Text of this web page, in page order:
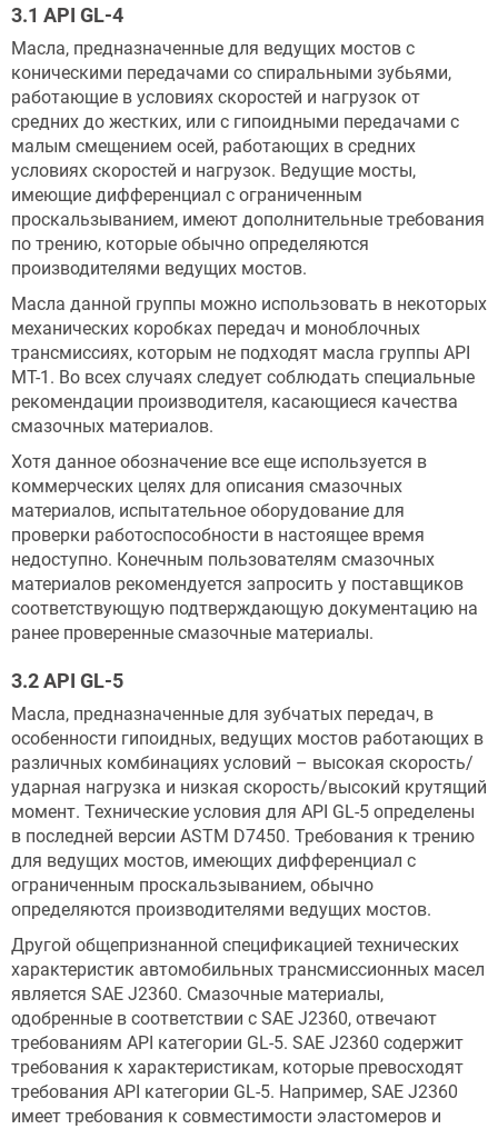
3.1 API GL-4
Масла, предназначенные для ведущих мостов с
коническими передачами со спиральными зубьями,
работающие в условиях скоростей и нагрузок от
средних до жестких, или с гипоидными передачами с
малым смещением осей, работающих в средних
условиях скоростей и нагрузок. Ведущие мосты,
имеющие дифференциал с ограниченным
проскальзыванием, имеют дополнительные требования
по трению, которые обычно определяются
производителями ведущих мостов.
Масла данной группы можно использовать в некоторых
механических коробках передач и моноблочных
трансмиссиях, которым не подходят масла группы API
MT-1. Во всех случаях следует соблюдать специальные
рекомендации производителя, касающиеся качества
смазочных материалов.
Хотя данное обозначение все еще используется в
коммерческих целях для описания смазочных
материалов, испытательное оборудование для
проверки работоспособности в настоящее время
недоступно. Конечным пользователям смазочных
материалов рекомендуется запросить у поставщиков
соответствующую подтверждающую документацию на
ранее проверенные смазочные материалы.
3.2 API GL-5
Масла, предназначенные для зубчатых передач, в
особенности гипоидных, ведущих мостов работающих в
различных комбинациях условий – высокая скорость/
ударная нагрузка и низкая скорость/высокий крутящий
момент. Технические условия для API GL-5 определены
в последней версии ASTM D7450. Требования к трению
для ведущих мостов, имеющих дифференциал с
ограниченным проскальзыванием, обычно
определяются производителями ведущих мостов.
Другой общепризнанной спецификацией технических
характеристик автомобильных трансмиссионных масел
является SAE J2360. Смазочные материалы,
одобренные в соответствии с SAE J2360, отвечают
требованиям API категории GL-5. SAE J2360 содержит
требования к характеристикам, которые превосходят
требования API категории GL-5. Например, SAE J2360
имеет требования к совместимости эластомеров и